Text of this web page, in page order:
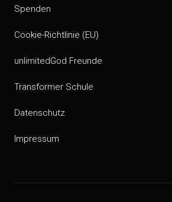
Spenden
Cookie-Richtlinie (EU)
unlimitedGod Freunde
Transformer Schule
Datenschutz
Impressum